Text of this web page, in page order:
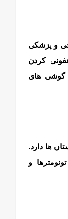
و پزشکی
کردن
گوشی های
ها دارد.
و